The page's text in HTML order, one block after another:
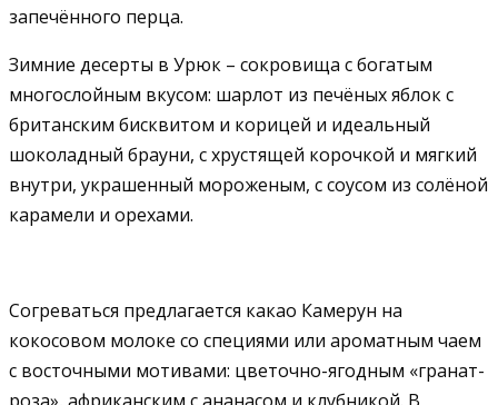
запечённого перца.
Зимние десерты в Урюк – сокровища с богатым
многослойным вкусом: шарлот из печёных яблок с
британским бисквитом и корицей и идеальный
шоколадный брауни, с хрустящей корочкой и мягкий
внутри, украшенный мороженым, с соусом из солёной
карамели и орехами.
Согреваться предлагается какао Камерун на
кокосовом молоке со специями или ароматным чаем
с восточными мотивами: цветочно-ягодным «гранат-